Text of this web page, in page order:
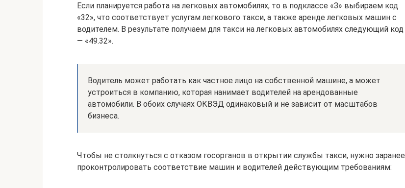
Если планируется работа на легковых автомобилях, то в подклассе «З» выбираем код
«32», что соответствует услугам легкового такси, а также аренде легковых машин с
водителем. В результате получаем для такси на легковых автомобилях следующий код
— «49.32».
Водитель может работать как частное лицо на собственной машине, а может
устроиться в компанию, которая нанимает водителей на арендованные
автомобили. В обоих случаях ОКВЭД одинаковый и не зависит от масштабов
бизнеса.
Чтобы не столкнуться с отказом госорганов в открытии службы такси, нужно заранее
проконтролировать соответствие машин и водителей действующим требованиям: